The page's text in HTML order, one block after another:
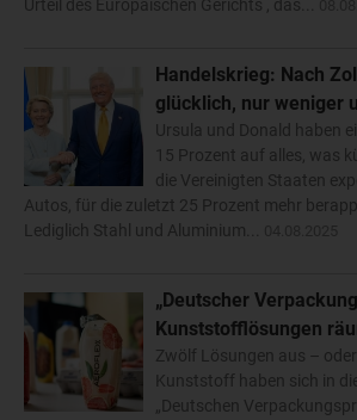
Urteil des Europäischen Gerichts , das...
Handelskrieg: Nach
glücklich, nur weniger
Ursula und Donald haben
15 Prozent auf alles, was
die Vereinigten Staaten
Autos, für die zuletzt 25 Prozent mehr
Lediglich Stahl und Aluminium...
„Deutscher
Kunststofflösungen
Zwölf Lösungen aus –
Kunststoff haben sich in
„Deutschen